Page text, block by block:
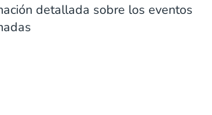
detallada sobre los eventos